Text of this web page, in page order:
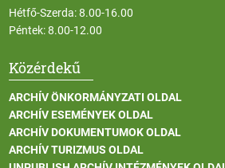
Hétfő-Szerda: 8.00-16.00
Péntek: 8.00-12.00
Közérdekű
ARCHÍV ÖNKORMÁNYZATI OLDAL
ARCHÍV ESEMÉNYEK OLDAL
ARCHÍV DOKUMENTUMOK OLDAL
ARCHÍV TURIZMUS OLDAL